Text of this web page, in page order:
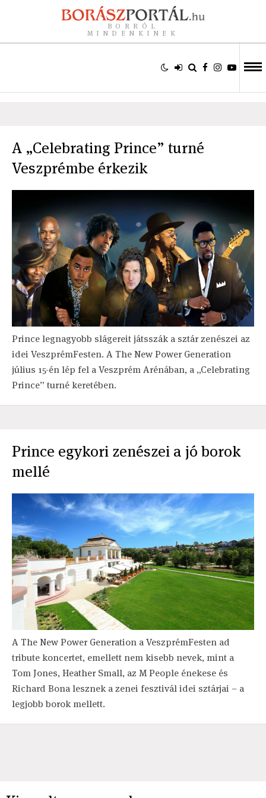
BORRÓL
MINDENKINEK
A „Celebrating Prince” turné
Veszprémbe érkezik
Prince legnagyobb slágereit játsszák a sztár zenészei az
idei VeszprémFesten. A The New Power Generation
július 15-én lép fel a Veszprém Arénában, a „Celebrating
Prince” turné keretében.
Prince egykori zenészei a jó borok
mellé
A The New Power Generation a VeszprémFesten ad
tribute koncertet, emellett nem kisebb nevek, mint a
Tom Jones, Heather Small, az M People énekese és
Richard Bona lesznek a zenei fesztivál idei sztárjai – a
legjobb borok mellett.